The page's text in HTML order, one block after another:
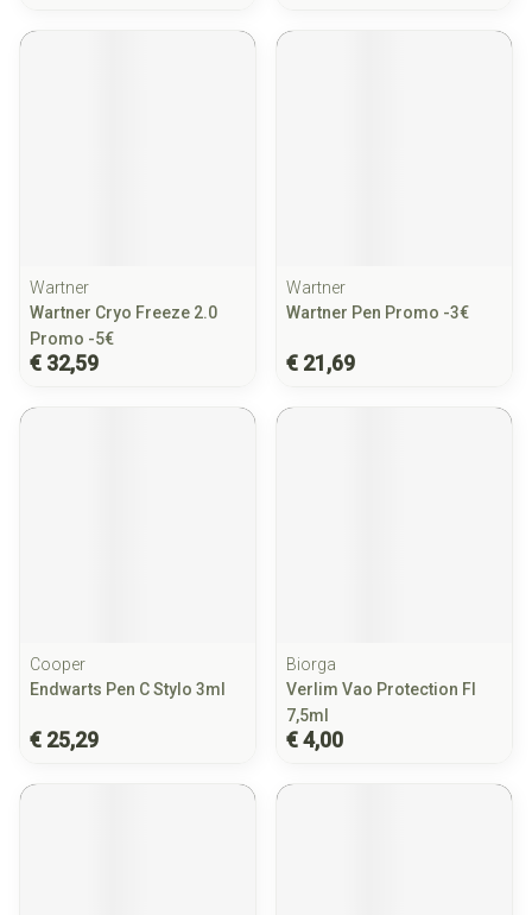
Wartner
Wartner Cryo Freeze 2.0
Promo -5€
€ 32,59
Wartner
Wartner Pen Promo -3€
€ 21,69
Cooper
Endwarts Pen C Stylo 3ml
€ 25,29
Biorga
Verlim Vao Protection Fl
7,5ml
€ 4,00